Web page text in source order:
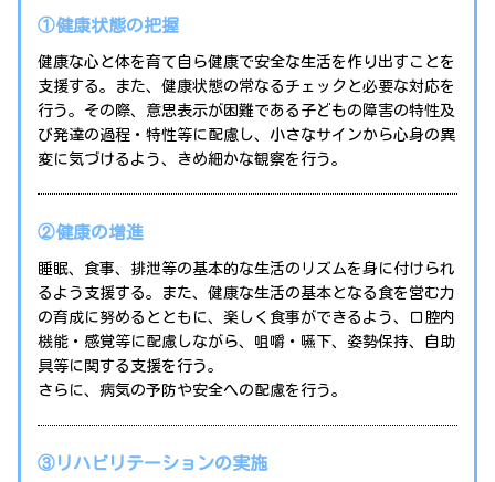
①健康状態の把握
健康な心と体を育て自ら健康で安全な生活を作り出すことを
支援する。また、健康状態の常なるチェックと必要な対応を
行う。その際、意思表示が困難である子どもの障害の特性及
び発達の過程・特性等に配慮し、小さなサインから心身の異
変に気づけるよう、きめ細かな観察を行う。
②健康の増進
睡眠、食事、排泄等の基本的な生活のリズムを身に付けられ
るよう支援する。また、健康な生活の基本となる食を営む力
の育成に努めるとともに、楽しく食事ができるよう、口腔内
機能・感覚等に配慮しながら、咀嚼・嚥下、姿勢保持、自助
具等に関する支援を行う。
さらに、病気の予防や安全への配慮を行う。
③リハビリテーションの実施